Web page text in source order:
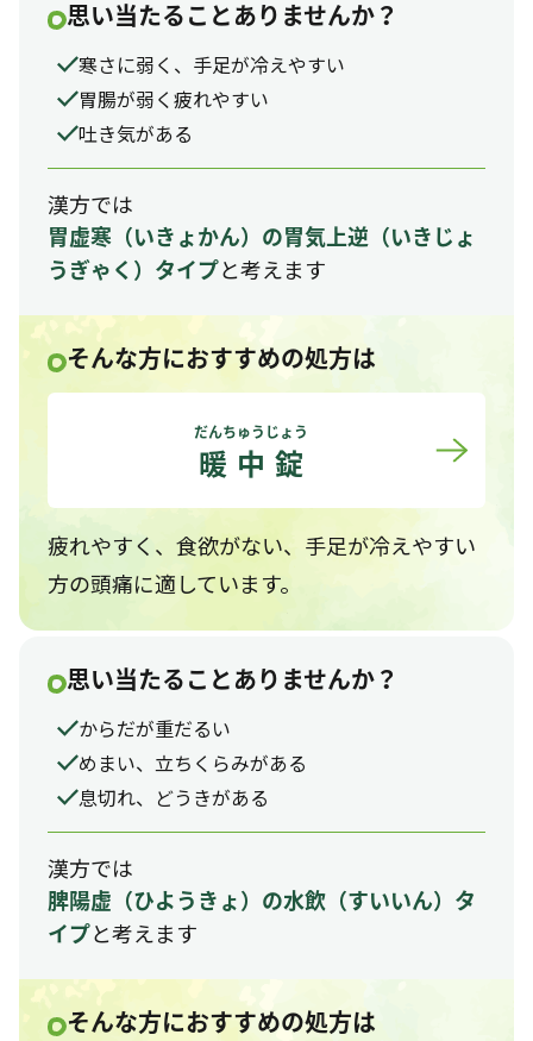
思い当たることありませんか？
寒さに弱く、手足が冷えやすい
胃腸が弱く疲れやすい
吐き気がある
漢方では
胃虚寒 （いきょかん） の胃気上逆 （いきじょ
うぎゃく） タイプと考えます
そんな方におすすめの処方は
暖中錠
だんちゅうじょう
疲れやすく、食欲がない、手足が冷えやすい
方の頭痛に適しています。
思い当たることありませんか？
からだが重だるい
めまい、立ちくらみがある
息切れ、どうきがある
漢方では
脾陽虚 （ひようきょ） の水飲 （すいいん） タ
イプと考えます
そんな方におすすめの処方は